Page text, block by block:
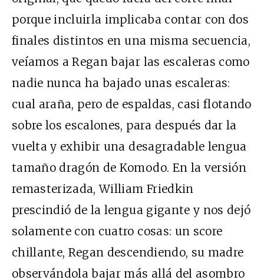
porque incluirla implicaba contar con dos
finales distintos en una misma secuencia,
veíamos a Regan bajar las escaleras como
nadie nunca ha bajado unas escaleras:
cual araña, pero de espaldas, casi flotando
sobre los escalones, para después dar la
vuelta y exhibir una desagradable lengua
tamaño dragón de Komodo. En la versión
remasterizada, William Friedkin
prescindió de la lengua gigante y nos dejó
solamente con cuatro cosas: un score
chillante, Regan descendiendo, su madre
observándola bajar más allá del asombro